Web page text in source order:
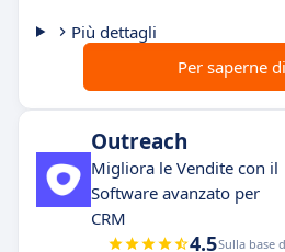
Più dettagli
Per saperne
Outreach
Migliora le Vendite con il
Software avanzato per
CRM
4.5Sulla base